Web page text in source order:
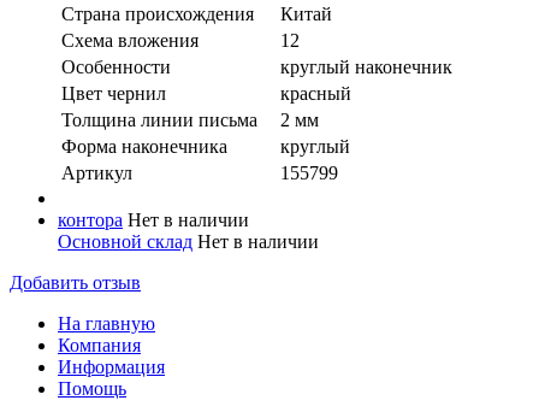
Страна происхождения
Китай
Схема вложения
12
Особенности
круглый наконечник
Цвет чернил
красный
Толщина линии письма
2 мм
Форма наконечника
круглый
Артикул
155799
контора Нет в наличии
Основной склад Нет в наличии
Добавить отзыв
На главную
Компания
Информация
Помощь